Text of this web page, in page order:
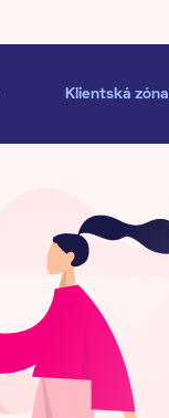
Klientská zóna